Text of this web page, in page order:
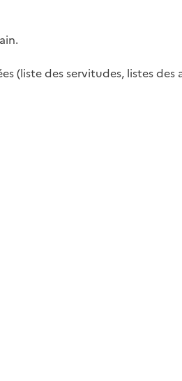
(liste des servitudes, listes des